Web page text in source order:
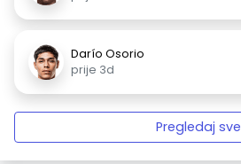
Darío Osorio
prije 3d
Pregledaj sve